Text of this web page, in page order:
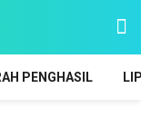
PENGHASIL